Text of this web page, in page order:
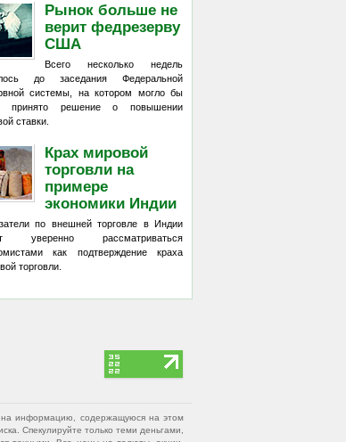
Рынок больше не
верит федрезерву
США
Всего несколько недель
до заседания Федеральной
системы, на котором могло бы
принято решение о повышении
ставки.
Крах мировой
торговли на
примере
экономики Индии
по внешней торговле в Индии
уверенно рассматриваться
как подтверждение краха
торговли.
на информацию, содержащуюся на этом
Спекулируйте только теми деньгами,